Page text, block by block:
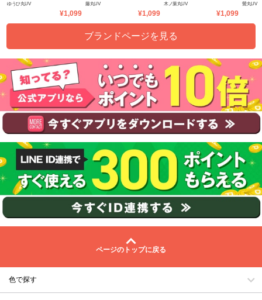
デーUV
ゆうひ丸UV
¥1,099
藤丸UV
¥1,099
木ノ葉丸UV
¥1,099
鶯丸UV
ブランドページを見る
ページのトップに戻る
色で探す